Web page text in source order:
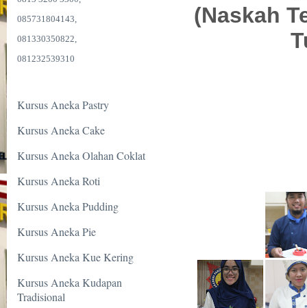
085731804143,
081330350822,
081232539310
Kursus Aneka Pastry
Kursus Aneka Cake
Kursus Aneka Olahan Coklat
Kursus Aneka Roti
Kursus Aneka Pudding
Kursus Aneka Pie
Kursus Aneka Kue Kering
Kursus Aneka Kudapan
Tradisional
(Naskah